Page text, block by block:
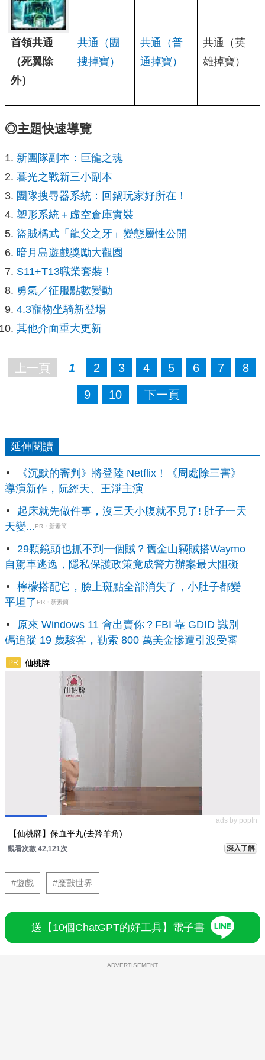
首領共通
（死翼除
外）
共通（團
搜掉寶）
共通（普
通掉寶）
共通（英
雄掉寶）
◎主題快速導覽
新團隊副本：巨龍之魂
暮光之戰新三小副本
團隊搜尋器系統：回鍋玩家好所在！
塑形系統＋虛空倉庫實裝
盜賊橘武「龍父之牙」變態屬性公開
暗月島遊戲獎勵大觀園
S11+T13職業套裝！
勇氣／征服點數變動
4.3寵物坐騎新登場
其他介面重大更新
上一頁 1 2 3 4 5 6 7 8
9 10 下一頁
延伸閱讀
《沉默的審判》將登陸 Netflix！《周處除三害》
導演新作，阮經天、王淨主演
起床就先做件事，沒三天小腹就不見了! 肚子一天
天變...PR・新素簡
29顆鏡頭也抓不到一個賊？舊金山竊賊搭Waymo
自駕車逃逸，隱私保護政策竟成警方辦案最大阻礙
檸檬搭配它，臉上斑點全部消失了，小肚子都變
平坦了 PR・新素簡
原來 Windows 11 會出賣你？FBI 靠 GDID 識別
碼追蹤 19 歲駭客，勒索 800 萬美金慘遭引渡受審
PR 仙桃牌
ads by popIn
【仙桃牌】保血平丸(去羚羊角)
觀看次數 42,121次 深入了解
#遊戲 #魔獸世界
送【10個ChatGPT的好工具】電子書
ADVERTISEMENT